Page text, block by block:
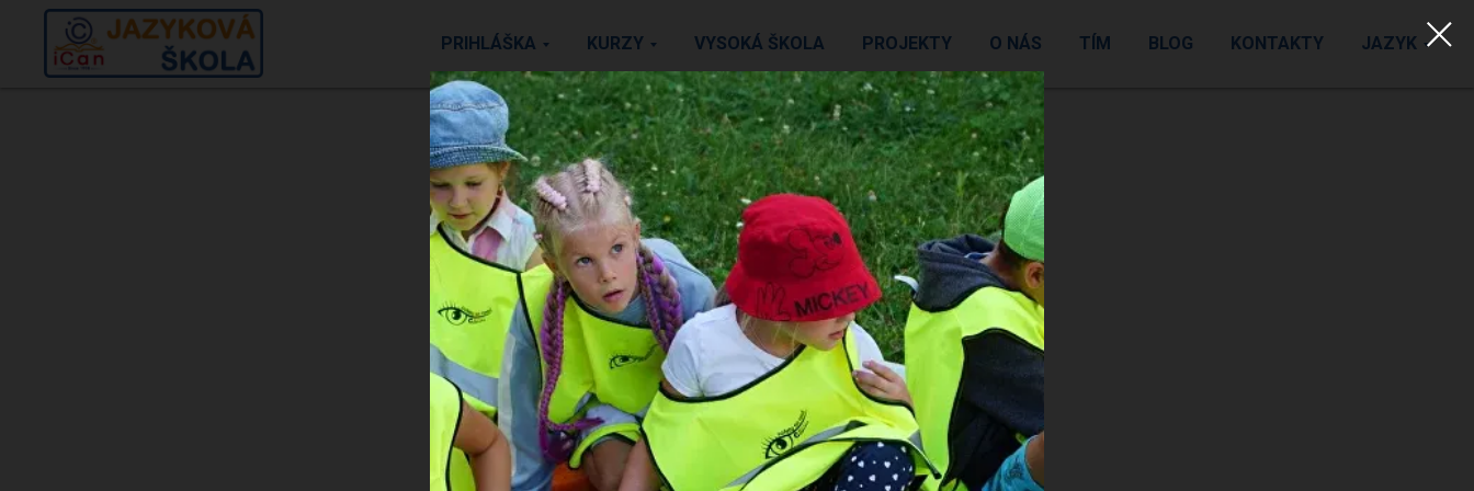
PRIHLÁŠKA KURZY VYSOKÁ ŠKOLA PROJEKTY O NÁS TÍM BLOG KONTAKTY JAZYK
FORMULÁR
SPÄTNEJ VÄZBY
po štúdiu na akreditovanej jazykovej škole iCan